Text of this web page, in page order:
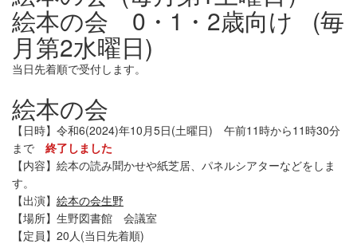
絵本の会 0・1・2歳向け (毎
月第2水曜日)
当日先着順で受付します。
絵本の会
【日時】令和6(2024)年10月5日(土曜日) 午前11時から11時30分
まで 終了しました
【内容】絵本の読み聞かせや紙芝居、パネルシアターなどをしま
す。
【出演】 絵本の会生野
【場所】生野図書館 会議室
【定員】20人(当日先着順)